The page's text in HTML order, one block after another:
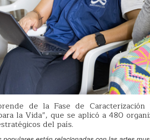
de la Fase de Caracterización
la Vida”, que se aplicó a 480
del país.